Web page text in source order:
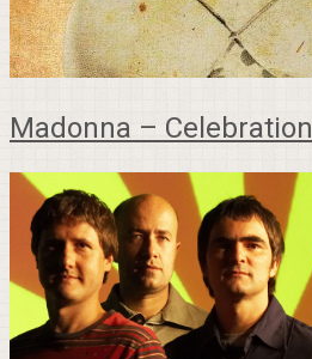
Madonna – Celebration